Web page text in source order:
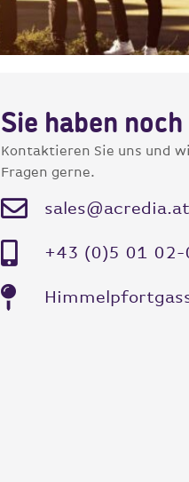
Sie haben
Kontaktieren Sie uns und
Fragen gerne.
sales@acredia.at
+43 (0)5 01 02-